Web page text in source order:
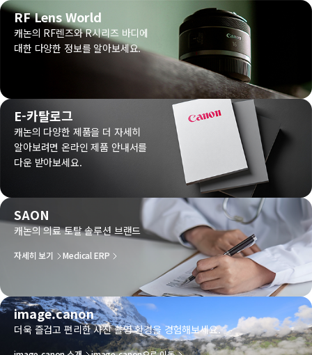
RF Lens World
캐논의 RF렌즈와 R시리즈 바디에
대한 다양한 정보를 알아보세요.
E-카탈로그
캐논의 다양한 제품을 더 자세히
알아보려면 온라인 제품 안내서를
다운 받아보세요.
SAON
캐논의 의료 토탈 솔루션 브랜드
자세히 보기 Medical ERP
image.canon
더욱 즐겁고 편리한 사진 촬영 환경을 경험해보세요.